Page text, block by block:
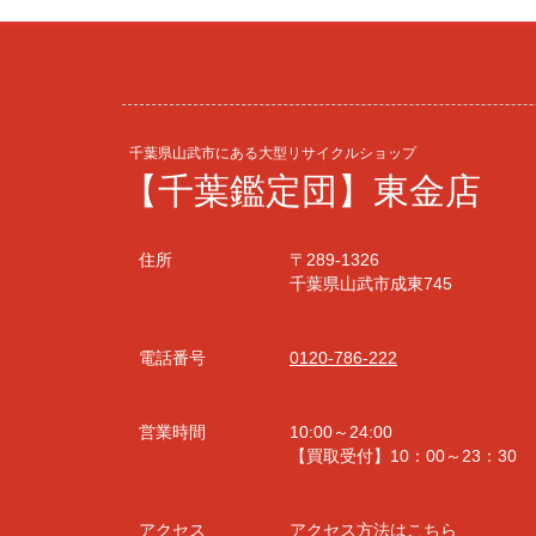
千葉県山武市にある大型リサイクルショップ
【千葉鑑定団】東金店
住所
〒289-1326
千葉県山武市成東745
電話番号 0120-786-222
営業時間
10:00～24:00
【買取受付】10：00～23：30
アクセス アクセス方法はこちら